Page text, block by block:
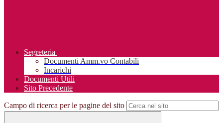
Segreteria
Documenti Amm.vo Contabili
Incarichi
Documenti Utili
Sito Precedente
Campo di ricerca per le pagine del sito